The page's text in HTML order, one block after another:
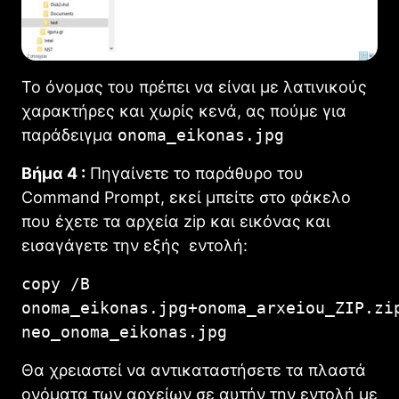
Το όνομας του πρέπει να είναι με λατινικούς
χαρακτήρες και χωρίς κενά, ας πούμε για
παράδειγμα onoma_eikonas.jpg
Βήμα 4 : Πηγαίνετε το παράθυρο του
Command Prompt, εκεί μπείτε στο φάκελο
που έχετε τα αρχεία zip και εικόνας και
εισαγάγετε την εξής εντολή:
copy /B
neo_onoma_eikonas.jpg
Θα χρειαστεί να αντικαταστήσετε τα πλαστά
ονόματα των αρχείων σε αυτήν την εντολή με